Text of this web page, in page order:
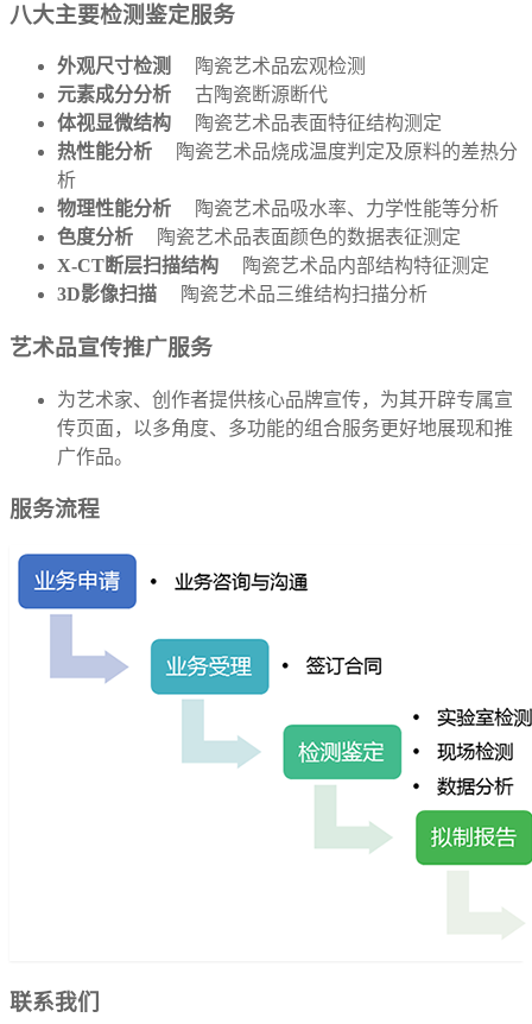
八大主要检测鉴定服务
外观尺寸检测
陶瓷艺术品宏观检测
元素成分分析
古陶瓷断源断代
体视显微结构
陶瓷艺术品表面特征结构测定
热性能分析
陶瓷艺术品烧成温度判定及原料的差热分
析
物理性能分析
陶瓷艺术品吸水率、力学性能等分析
色度分析
陶瓷艺术品表面颜色的数据表征测定
X-CT断层扫描结构
陶瓷艺术品内部结构特征测定
3D影像扫描
陶瓷艺术品三维结构扫描分析
艺术品宣传推广服务
为艺术家、创作者提供核心品牌宣传，为其开辟专属宣
传页面，以多角度、多功能的组合服务更好地展现和推
广作品。
服务流程
联系我们